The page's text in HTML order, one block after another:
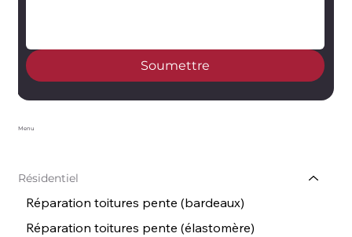
Soumettre
Menu
Résidentiel
Réparation toitures pente (bardeaux)
Réparation toitures pente (élastomère)